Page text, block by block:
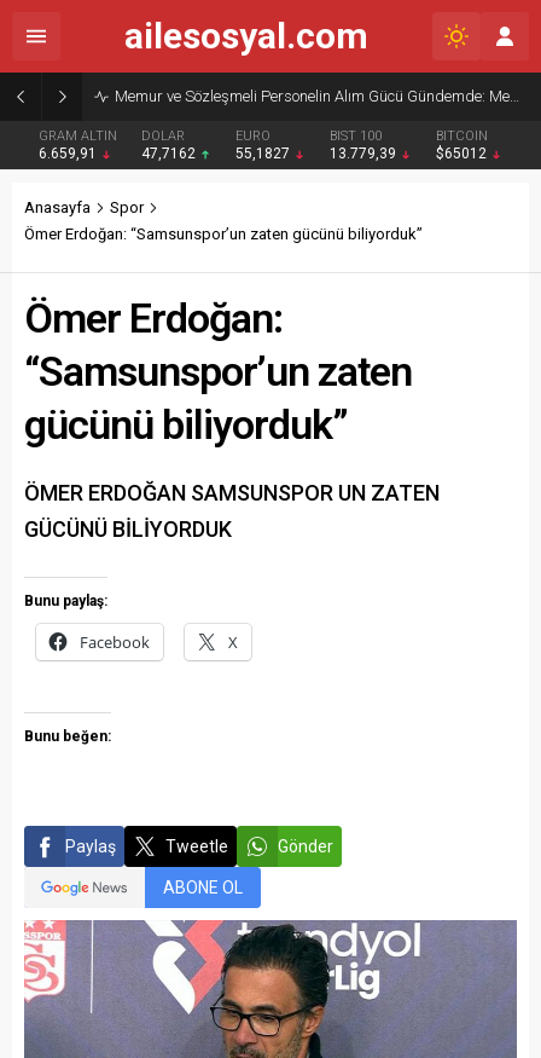
Memur ve Sözleşmeli Personelin Alım Gücü Gündemde: Memur-Sen’den Reform Çağrısı
GRAM ALTIN
6.659,91
DOLAR
47,7162
EURO
55,1827
BIST 100
13.779,39
BITCOIN
$65012
ailesosyal.com
Anasayfa
Spor
Ömer Erdoğan: “Samsunspor’un zaten gücünü biliyorduk”
Ömer Erdoğan:
“Samsunspor’un zaten
gücünü biliyorduk”
ÖMER ERDOĞAN SAMSUNSPOR UN ZATEN
GÜCÜNÜ BİLİYORDUK
Bunu paylaş:
Facebook X
Bunu beğen:
Paylaş Tweetle Gönder
ABONE OL